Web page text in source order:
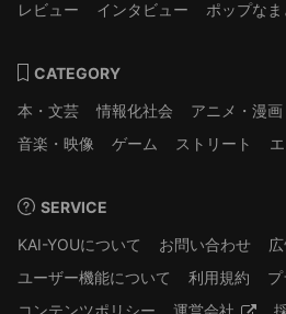
レビュー
インタビュー ポップな
CATEGORY
本・文芸
情報化社会 アニメ・漫画
音楽・映像
ゲーム ストリート
SERVICE
KAI-YOUについて
お問い合わせ
ユーザー機能について
利用規約